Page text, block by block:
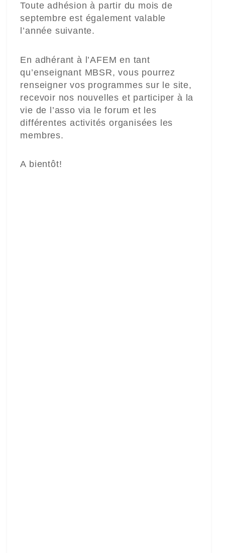
Toute adhésion à partir du mois de
septembre est également valable
l’année suivante.
En adhérant à l’AFEM en tant
qu’enseignant MBSR, vous pourrez
renseigner vos programmes sur le site,
recevoir nos nouvelles et participer à la
vie de l’asso via le forum et les
différentes activités organisées les
membres.
A bientôt!